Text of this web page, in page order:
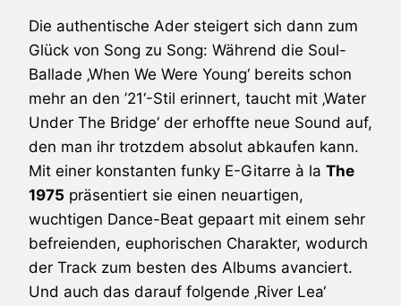
Die authentische Ader steigert sich dann zum
Glück von Song zu Song: Während die Soul-
Ballade ‚When We Were Young‘ bereits schon
mehr an den ’21‘-Stil erinnert, taucht mit ‚Water
Under The Bridge‘ der erhoffte neue Sound auf,
den man ihr trotzdem absolut abkaufen kann.
Mit einer konstanten funky E-Gitarre à la The
1975 präsentiert sie einen neuartigen,
wuchtigen Dance-Beat gepaart mit einem sehr
befreienden, euphorischen Charakter, wodurch
der Track zum besten des Albums avanciert.
Und auch das darauf folgende ‚River Lea‘